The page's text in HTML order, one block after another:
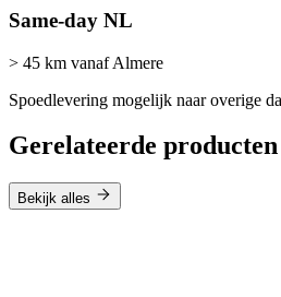
Same-day NL
> 45 km vanaf Almere
Spoedlevering mogelijk naar overige
Gerelateerde producten
Bekijk alles